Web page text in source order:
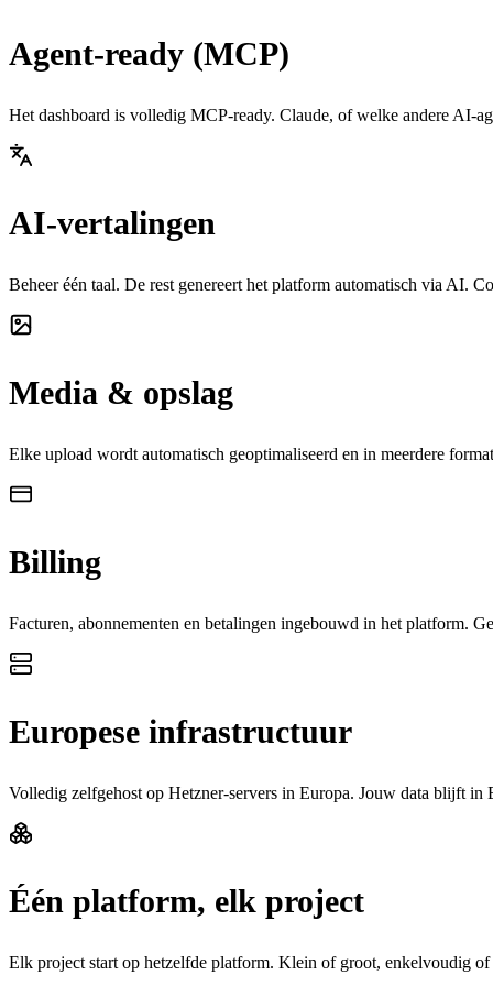
Agent-ready (MCP)
Het dashboard is volledig MCP-ready. Claude, of welke andere AI-
AI-vertalingen
Beheer één taal. De rest genereert het platform automatisch via AI.
Media & opslag
Elke upload wordt automatisch geoptimaliseerd en in meerdere
Billing
Facturen, abonnementen en betalingen ingebouwd in het platform.
Europese infrastructuur
Volledig zelfgehost op Hetzner-servers in Europa. Jouw data blijft in
Één platform, elk project
Elk project start op hetzelfde platform. Klein of groot, enkelvoudig